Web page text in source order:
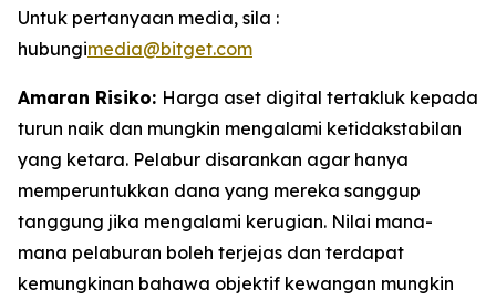
Untuk pertanyaan media, sila :
hubungimedia@bitget.com
Amaran Risiko: Harga aset digital tertakluk kepada
turun naik dan mungkin mengalami ketidakstabilan
yang ketara. Pelabur disarankan agar hanya
memperuntukkan dana yang mereka sanggup
tanggung jika mengalami kerugian. Nilai mana-
mana pelaburan boleh terjejas dan terdapat
kemungkinan bahawa objektif kewangan mungkin